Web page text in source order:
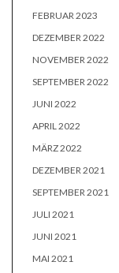
FEBRUAR 2023
DEZEMBER 2022
NOVEMBER 2022
SEPTEMBER 2022
JUNI 2022
APRIL 2022
MÄRZ 2022
DEZEMBER 2021
SEPTEMBER 2021
JULI 2021
JUNI 2021
MAI 2021